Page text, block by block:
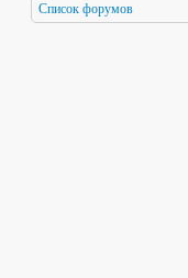
Список форумов